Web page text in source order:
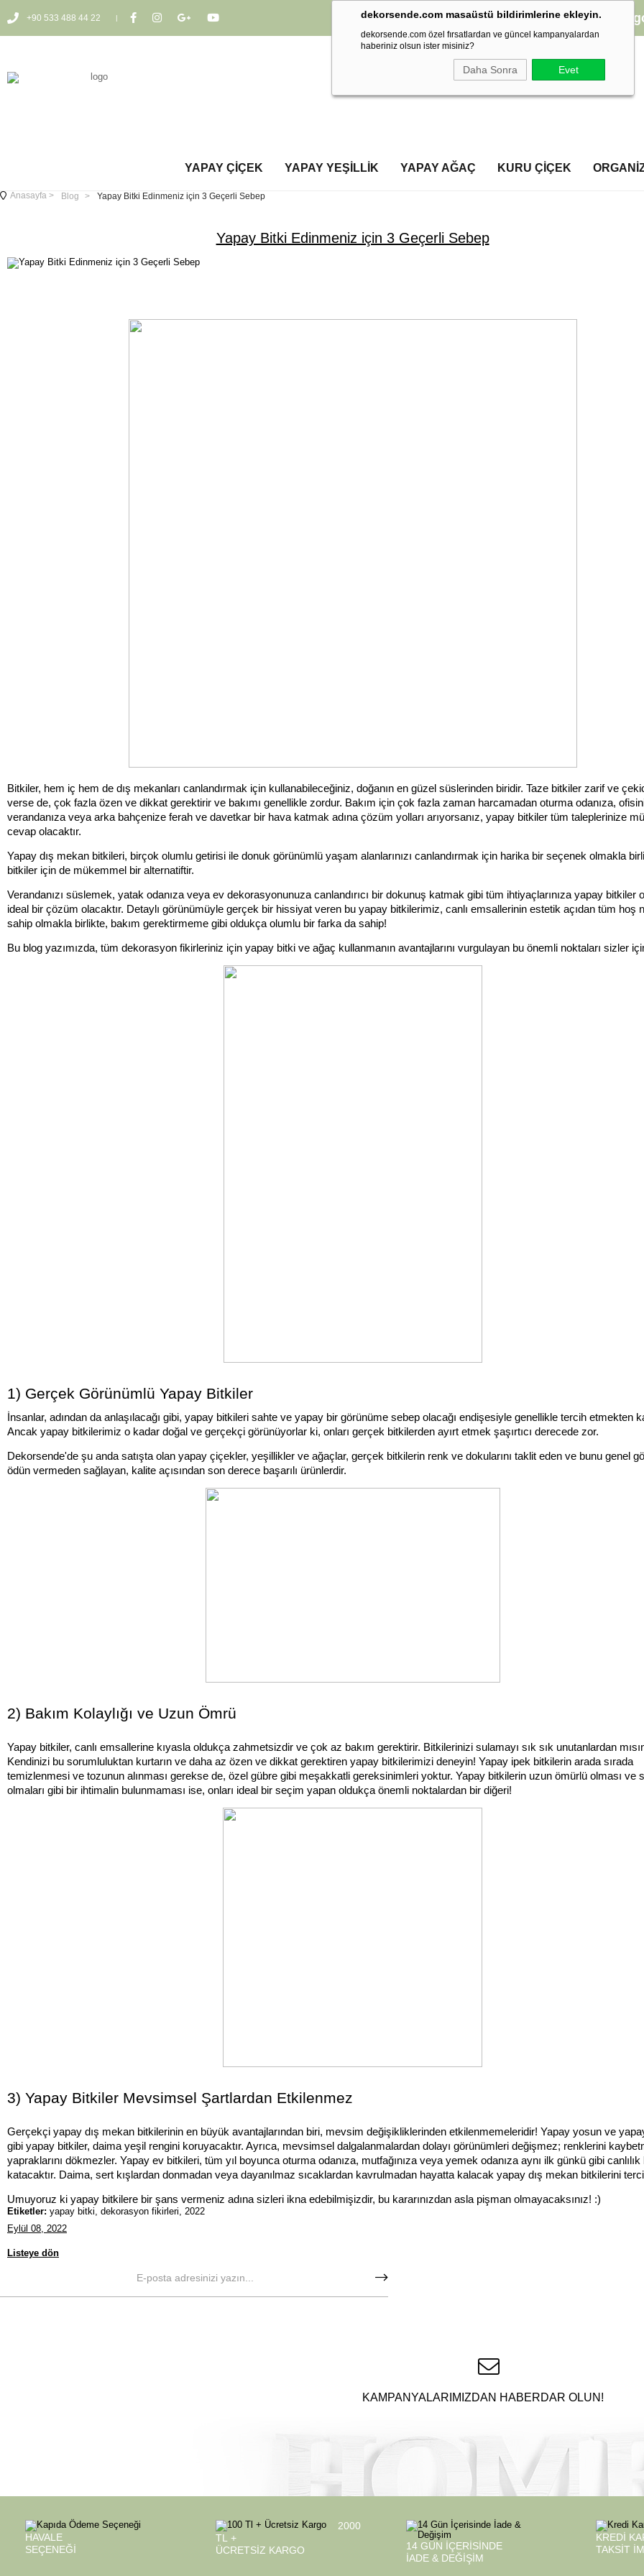
dekorsende.com masaüstü bildirimlerine ekleyin.
dekorsende.com özel fırsatlardan ve güncel kampanyalardan
haberiniz olsun ister misiniz?
Daha Sonra Evet
+90 533 488 44 22 2000 TL ve üzeri alışverişlerinizde
YAPAY ÇIÇEK YAPAY YEŞILLIK YAPAY AĞAÇ KURU ÇIÇEK
Anasayfa > Blog > Yapay Bitki Edinmeniz için 3 Geçerli Sebep
Yapay Bitki Edinmeniz için 3 Geçerli Sebep
Bitkiler, hem iç hem de dış mekanları canlandırmak için kullanabileceğiniz, doğanın en güzel süslerinden biridir. Taze bitkiler zarif ve
verse de, çok fazla özen ve dikkat gerektirir ve bakımı genellikle zordur. Bakım için çok fazla zaman harcamadan oturma odanıza,
verandanıza veya arka bahçenize ferah ve davetkar bir hava katmak adına çözüm yolları arıyorsanız, yapay bitkiler tüm taleplerinize
cevap olacaktır.
Yapay dış mekan bitkileri, birçok olumlu getirisi ile donuk görünümlü yaşam alanlarınızı canlandırmak için harika bir seçenek olmakla
bitkiler için de mükemmel bir alternatiftir.
Verandanızı süslemek, yatak odanıza veya ev dekorasyonunuza canlandırıcı bir dokunuş katmak gibi tüm ihtiyaçlarınıza yapay bitkiler
ideal bir çözüm olacaktır. Detaylı görünümüyle gerçek bir hissiyat veren bu yapay bitkilerimiz, canlı emsallerinin estetik açıdan tüm hoş
sahip olmakla birlikte, bakım gerektirmeme gibi oldukça olumlu bir farka da sahip!
Bu blog yazımızda, tüm dekorasyon fikirleriniz için yapay bitki ve ağaç kullanmanın avantajlarını vurgulayan bu önemli noktaları sizler
1) Gerçek Görünümlü Yapay Bitkiler
İnsanlar, adından da anlaşılacağı gibi, yapay bitkileri sahte ve yapay bir görünüme sebep olacağı endişesiyle genellikle tercih etmekten
Ancak yapay bitkilerimiz o kadar doğal ve gerçekçi görünüyorlar ki, onları gerçek bitkilerden ayırt etmek şaşırtıcı derecede zor.
Dekorsende'de şu anda satışta olan yapay çiçekler, yeşillikler ve ağaçlar, gerçek bitkilerin renk ve dokularını taklit eden ve bunu genel
ödün vermeden sağlayan, kalite açısından son derece başarılı ürünlerdir.
2) Bakım Kolaylığı ve Uzun Ömrü
Yapay bitkiler, canlı emsallerine kıyasla oldukça zahmetsizdir ve çok az bakım gerektirir. Bitkilerinizi sulamayı sık sık unutanlardan
Kendinizi bu sorumluluktan kurtarın ve daha az özen ve dikkat gerektiren yapay bitkilerimizi deneyin! Yapay ipek bitkilerin arada sırada
temizlenmesi ve tozunun alınması gerekse de, özel gübre gibi meşakkatli gereksinimleri yoktur. Yapay bitkilerin uzun ömürlü olması ve
olmaları gibi bir ihtimalin bulunmaması ise, onları ideal bir seçim yapan oldukça önemli noktalardan bir diğeri!
3) Yapay Bitkiler Mevsimsel Şartlardan Etkilenmez
Gerçekçi yapay dış mekan bitkilerinin en büyük avantajlarından biri, mevsim değişikliklerinden etkilenmemeleridir! Yapay yosun ve
gibi yapay bitkiler, daima yeşil rengini koruyacaktır. Ayrıca, mevsimsel dalgalanmalardan dolayı görünümleri değişmez; renklerini
yapraklarını dökmezler. Yapay ev bitkileri, tüm yıl boyunca oturma odanıza, mutfağınıza veya yemek odanıza aynı ilk günkü gibi canlılık
katacaktır. Daima, sert kışlardan donmadan veya dayanılmaz sıcaklardan kavrulmadan hayatta kalacak yapay dış mekan bitkilerini
Umuyoruz ki yapay bitkilere bir şans vermeniz adına sizleri ikna edebilmişizdir, bu kararınızdan asla pişman olmayacaksınız! :)
Etiketler: yapay bitki, dekorasyon fikirleri, 2022
Eylül 08, 2022
Listeye dön
KAMPANYALARIMIZDAN HABERDAR OLUN!
HAVALE
SEÇENEĞI
2000
TL +
ÜCRETSIZ KARGO
14 GÜN İÇERISINDE
İADE & DEĞIŞIM
KREDI
TAKSIT